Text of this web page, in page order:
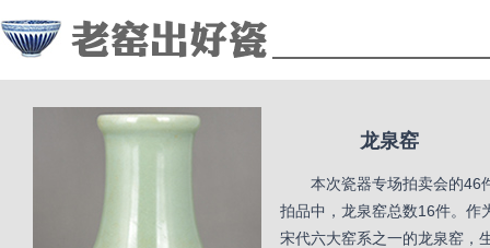
龙泉窑
本次瓷器专场拍卖会的46
拍品中，龙泉窑总数16件。作
宋代六大窑系之一的龙泉窑，